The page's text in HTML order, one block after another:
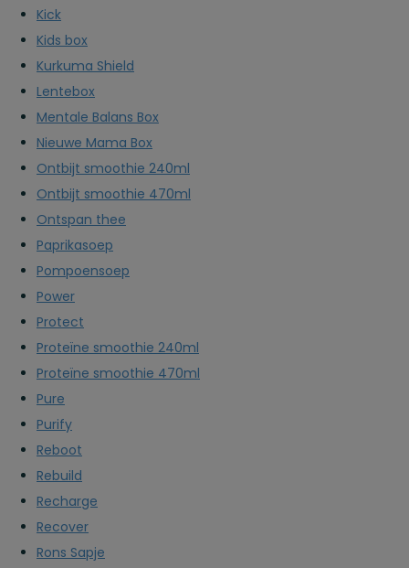
Kick
Kids box
Kurkuma Shield
Lentebox
Mentale Balans Box
Nieuwe Mama Box
Ontbijt smoothie 240ml
Ontbijt smoothie 470ml
Ontspan thee
Paprikasoep
Pompoensoep
Power
Protect
Proteïne smoothie 240ml
Proteïne smoothie 470ml
Pure
Purify
Reboot
Rebuild
Recharge
Recover
Rons Sapje